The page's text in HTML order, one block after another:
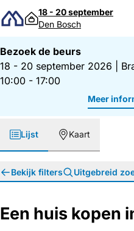
Direct naar inhoud
18 - 20 september
Den Bosch
Bezoek de beurs
18 - 20 september 2026
10:00 - 17:00
Meer
Lijst Kaart
Bekijk filters Uitgebreid
Een huis kopen